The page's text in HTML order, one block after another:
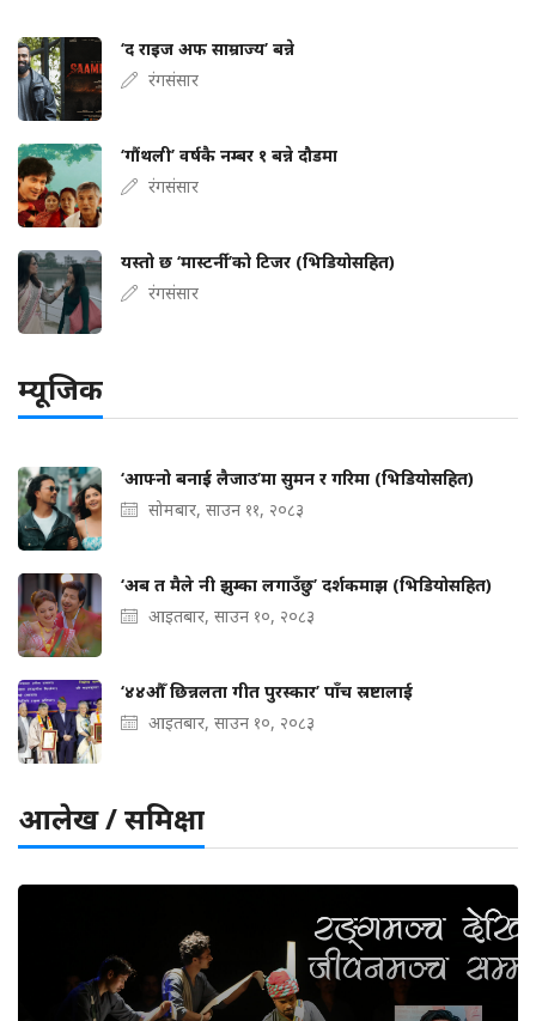
‘द राइज अफ साम्राज्य’ बन्ने
रंगसंसार
‘गौंथली’ वर्षकै नम्बर १ बन्ने दौडमा
रंगसंसार
यस्तो छ ‘मास्टर्नी’को टिजर (भिडियोसहित)
रंगसंसार
म्यूजिक
‘आफ्नो बनाई लैजाउ’मा सुमन र गरिमा (भिडियोसहित)
सोमबार, साउन ११, २०८३
‘अब त मैले नी झुम्का लगाउँछु’ दर्शकमाझ (भिडियोसहित)
आइतबार, साउन १०, २०८३
‘४४औँ छिन्नलता गीत पुरस्कार’ पाँच स्रष्टालाई
आइतबार, साउन १०, २०८३
आलेख / समिक्षा